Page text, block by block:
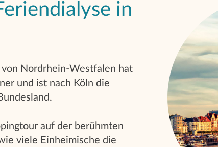
in
Nordrhein-Westfalen hat
und ist nach Köln die
auf der berühmten
viele Einheimische die